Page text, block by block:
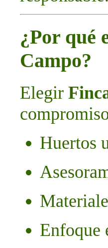
¿Por qué
Campo?
Elegir
Huertos
Enfoque